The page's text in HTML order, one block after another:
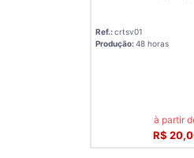
Ref.:crtsv01
Produção:48 horas
à partir
R$